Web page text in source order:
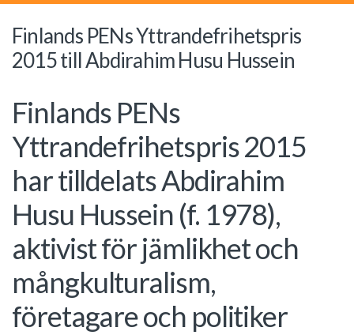
Finlands PENs Yttrandefrihetspris
2015 till Abdirahim Husu Hussein
Finlands PENs
Yttrandefrihetspris 2015
har tilldelats Abdirahim
Husu Hussein (f. 1978),
aktivist för jämlikhet och
mångkulturalism,
företagare och politiker